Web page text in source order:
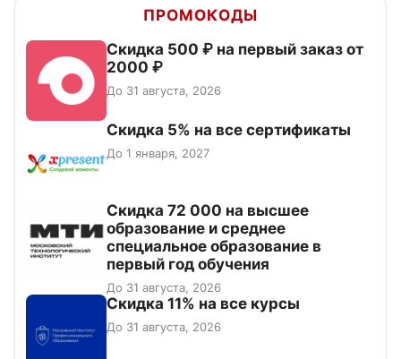
ПРОМОКОДЫ
Скидка 500 ₽ на первый заказ от
2000 ₽
До 31 августа, 2026
Скидка 5% на все сертификаты
До 1 января, 2027
Скидка 72 000 на высшее
образование и среднее
специальное образование в
первый год обучения
До 31 августа, 2026
Скидка 11% на все курсы
До 31 августа, 2026